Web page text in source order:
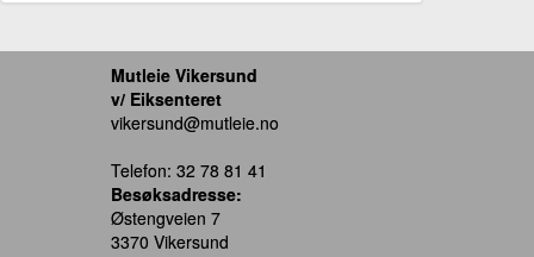
Mutleie Vikersund
v/ Eiksenteret
vikersund@mutleie.no
Telefon: 32 78 81 41
Besøksadresse:
Østengveien 7
3370 Vikersund